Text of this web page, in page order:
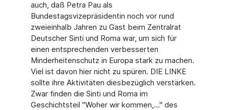
auch, daß Petra Pau als
Bundestagsvizepräsidentin noch vor rund
zweieinhalb Jahren zu Gast beim Zentralrat
Deutscher Sinti und Roma war, um sich für
einen entsprechenden verbesserten
Minderheitenschutz in Europa stark zu machen.
Viel ist davon hier nicht zu spüren. DIE LINKE
sollte ihre Aktivitäten diesbezüglich verstärken.
Zwar finden die Sinti und Roma im
Geschichtsteil "Woher wir kommen,…" des